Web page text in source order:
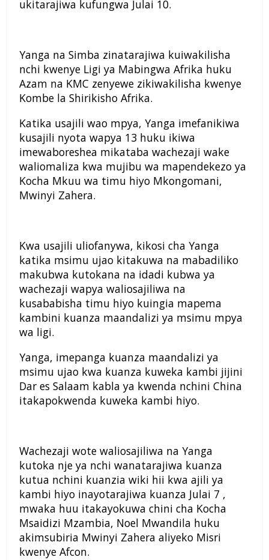
ukitarajiwa kufungwa Julai 10.
Yanga na Simba zinatarajiwa kuiwakilisha
nchi kwenye Ligi ya Mabingwa Afrika huku
Azam na KMC zenyewe zikiwakilisha kwenye
Kombe la Shirikisho Afrika.
Katika usajili wao mpya, Yanga imefanikiwa
kusajili nyota wapya 13 huku ikiwa
imewaboreshea mikataba wachezaji wake
waliomaliza kwa mujibu wa mapendekezo ya
Kocha Mkuu wa timu hiyo Mkongomani,
Mwinyi Zahera.
Kwa usajili uliofanywa, kikosi cha Yanga
katika msimu ujao kitakuwa na mabadiliko
makubwa kutokana na idadi kubwa ya
wachezaji wapya waliosajiliwa na
kusababisha timu hiyo kuingia mapema
kambini kuanza maandalizi ya msimu mpya
wa ligi.
Yanga, imepanga kuanza maandalizi ya
msimu ujao kwa kuanza kuweka kambi jijini
Dar es Salaam kabla ya kwenda nchini China
itakapokwenda kuweka kambi hiyo.
Wachezaji wote waliosajiliwa na Yanga
kutoka nje ya nchi wanatarajiwa kuanza
kutua nchini kuanzia wiki hii kwa ajili ya
kambi hiyo inayotarajiwa kuanza Julai 7 ,
mwaka huu itakayokuwa chini cha Kocha
Msaidizi Mzambia, Noel Mwandila huku
akimsubiria Mwinyi Zahera aliyeko Misri
kwenye Afcon.